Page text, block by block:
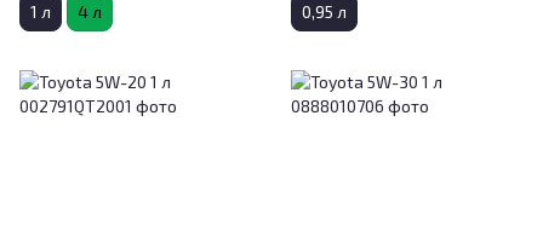
1 л 4 л 0,95 л